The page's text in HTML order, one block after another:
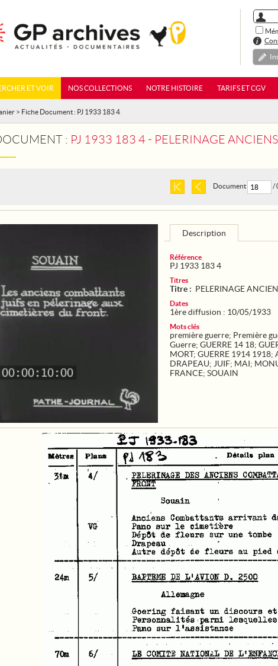
ET VOIR NOS COLLECTIONS NOTRE HISTOIRE TARIFS ET CGV
> Fiche Document : PJ 1933 183 4
: PJ 1933 183 4 - PELERINAGE
Document /
Description
Référence
PJ 1933 183 4
Titres
Titre : PELERINAGE
Dates
1ère diffusion : 10/05/1933
Mots clés
première guerre; Première
Guerre; GUERRE 14 18;
MORT; GUERRE 1914 1918;
DRAPEAU; JUIF; MAI;
FRANCE; SOUAIN